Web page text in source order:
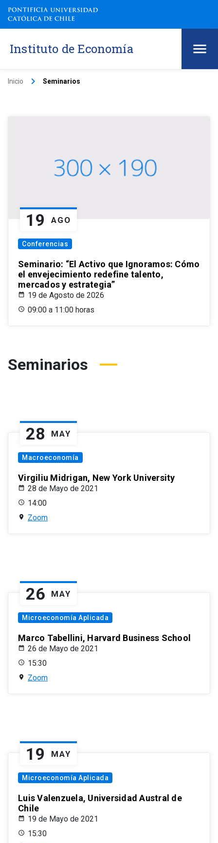
Instituto de Economía
Inicio keyboard_arrow_right Seminarios
19 AGO
Conferencias
Seminario: “El Activo que Ignoramos: Cómo
el envejecimiento redefine talento,
mercados y estrategia”
19 de Agosto de 2026
09:00 a 11:00 horas
Seminarios
28 MAY
Macroeconomía
Virgiliu Midrigan, New York University
28 de Mayo de 2021
14:00
Zoom
26 MAY
Microeconomía Aplicada
Marco Tabellini, Harvard Business School
26 de Mayo de 2021
15:30
Zoom
19 MAY
Microeconomía Aplicada
Luis Valenzuela, Universidad Austral de
Chile
19 de Mayo de 2021
15:30